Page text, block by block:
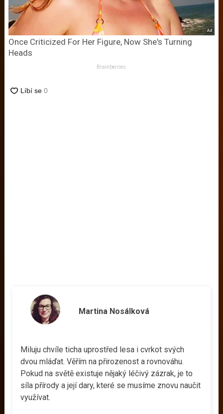
Once Criticized For Her Figure, Now She's Turning
Heads
Brainberries
Martina Nosálková
Miluju chvíle ticha uprostřed lesa i cvrkot svých
dvou mláďat. Věřím na přirozenost a rovnováhu.
Pokud na světě existuje nějaký léčivý zázrak, je to
síla přírody a její dary, které se musíme znovu naučit
využívat.